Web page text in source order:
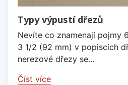
Typy výpustí dřezů
Nevíte co znamenají pojmy
3 1/2 (92 mm) v popiscích
nerezové dřezy se...
Číst více